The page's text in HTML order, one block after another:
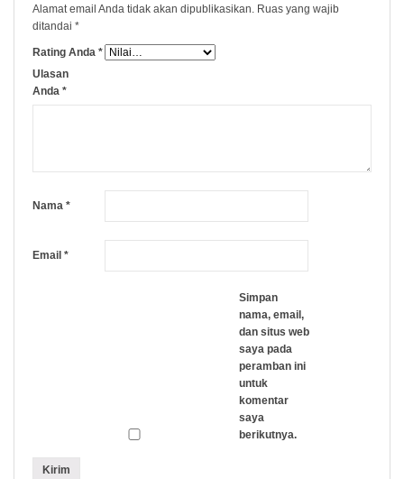
Alamat email Anda tidak akan dipublikasikan. Ruas yang wajib
ditandai *
Rating Anda *
Ulasan
Anda *
Nama *
Email *
Simpan
nama, email,
dan situs web
saya pada
peramban ini
untuk
komentar
saya
berikutnya.